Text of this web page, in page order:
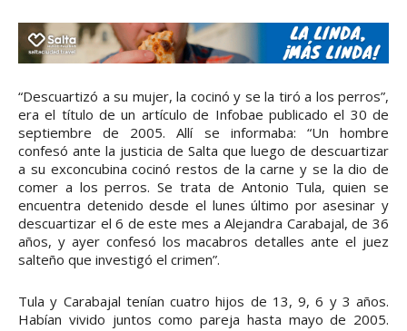
“Descuartizó a su mujer, la cocinó y se la tiró a los perros”,
era el título de un artículo de Infobae publicado el 30 de
septiembre de 2005. Allí se informaba: “Un hombre
confesó ante la justicia de Salta que luego de descuartizar
a su exconcubina cocinó restos de la carne y se la dio de
comer a los perros. Se trata de Antonio Tula, quien se
encuentra detenido desde el lunes último por asesinar y
descuartizar el 6 de este mes a Alejandra Carabajal, de 36
años, y ayer confesó los macabros detalles ante el juez
salteño que investigó el crimen”.
Tula y Carabajal tenían cuatro hijos de 13, 9, 6 y 3 años.
Habían vivido juntos como pareja hasta mayo de 2005.